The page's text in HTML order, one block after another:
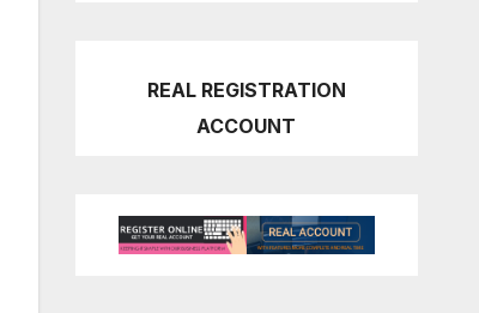
REAL REGISTRATION
ACCOUNT